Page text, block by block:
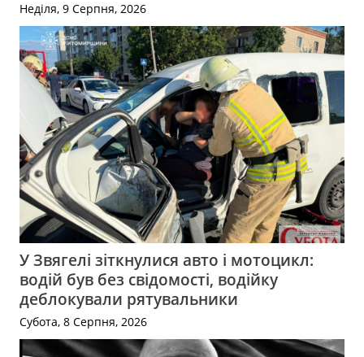
Неділя, 9 Серпня, 2026
У Звягелі зіткнулися авто і мотоцикл:
водій був без свідомості, водійку
деблокували рятувальники
Субота, 8 Серпня, 2026